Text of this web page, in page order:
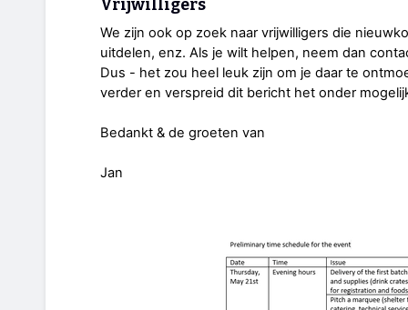
Vrijwilligers
We zijn ook op zoek naar vrijwilligers die
uitdelen, enz. Als je wilt helpen, neem dan
Dus - het zou heel leuk zijn om je daar te
verder en verspreid dit bericht het onder
Bedankt & de groeten van
Jan